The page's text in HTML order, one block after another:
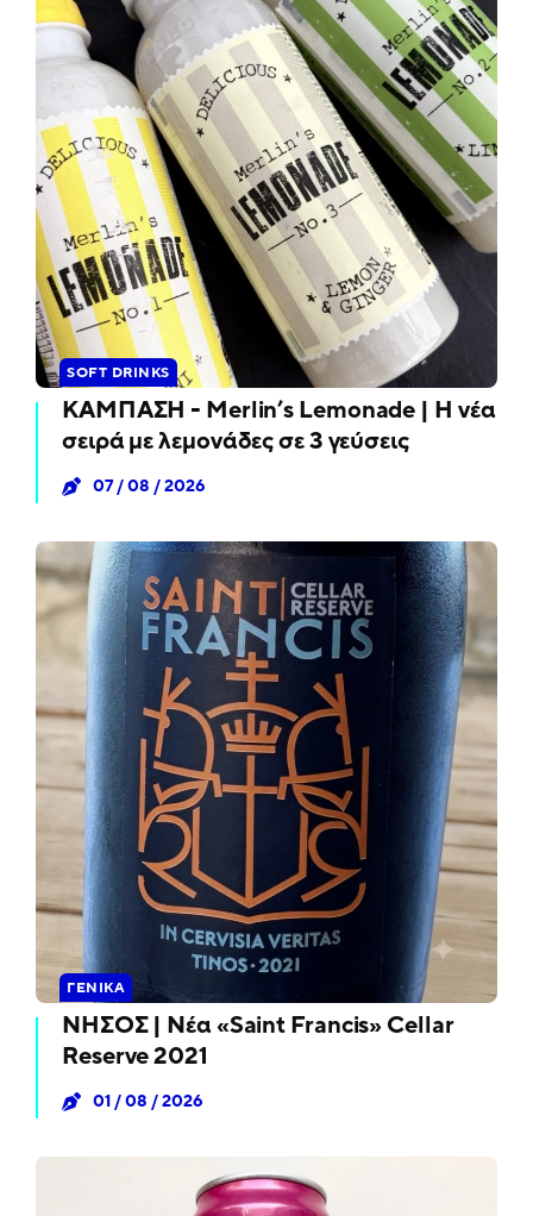
SOFT DRINKS
ΚΑΜΠΑΣΗ - Merlin’s Lemonade | Η νέα
σειρά με λεμονάδες σε 3 γεύσεις
07 / 08 / 2026
ΓΕΝΙΚΆ
ΝΗΣΟΣ | Νέα «Saint Francis» Cellar
Reserve 2021
01 / 08 / 2026